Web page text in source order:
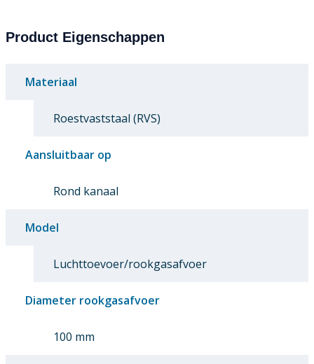
Product Eigenschappen
Materiaal
Roestvaststaal (RVS)
Aansluitbaar op
Rond kanaal
Model
Luchttoevoer/rookgasafvoer
Diameter rookgasafvoer
100 mm